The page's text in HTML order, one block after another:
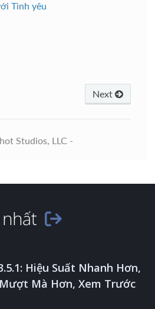
nhất
Hiệu Suất Nhanh Hơn,
Mà Hơn, Xem Trước